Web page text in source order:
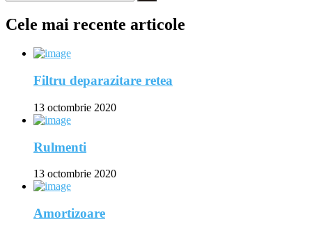
Cele mai recente articole
Filtru deparazitare retea
13 octombrie 2020
Rulmenti
13 octombrie 2020
Amortizoare